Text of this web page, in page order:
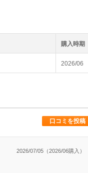
購入時期
2026/06
口コミを投稿
2026/07/05（2026/06購入）